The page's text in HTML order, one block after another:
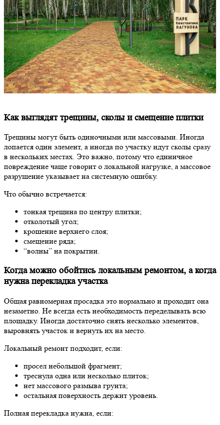
Как выглядят трещины, сколы и смещение плитки
Трещины могут быть одиночными или массовыми. Иногда
лопается один элемент, а иногда по участку идут сколы сразу
в нескольких местах. Это важно, потому что единичное
повреждение чаще говорит о локальной нагрузке, а массовое
разрушение указывает на системную ошибку.
Что обычно встречается:
тонкая трещина по центру плитки;
отколотый угол;
крошение верхнего слоя;
смещение ряда;
“волны” на покрытии.
Когда можно обойтись локальным ремонтом, а когда
нужна перекладка участка
Общая равномерная просадка это нормально и проходит она
незаметно. Не всегда есть необходимость переделывать всю
площадку. Иногда достаточно снять несколько элементов,
выровнять участок и вернуть их на место.
Локальный ремонт подходит, если:
просел небольшой фрагмент;
треснула одна или несколько плиток;
нет массового размыва грунта;
остальная поверхность держит уровень.
Полная перекладка нужна, если: